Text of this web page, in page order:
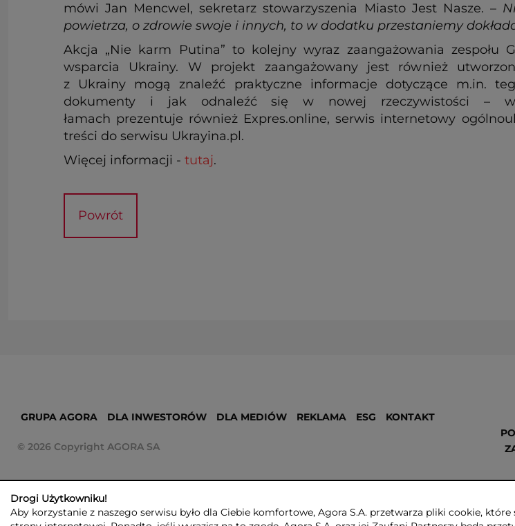
mówi Jan Mencwel, sekretarz stowarzyszenia Miasto Jest Nasze. –
powietrza, o zdrowie swoje i innych, to w dodatku przestaniemy
Akcja „Nie karm Putina” to kolejny wyraz zaangażowania
wsparcia Ukrainy. W projekt zaangażowany jest również
z Ukrainy mogą znaleźć praktyczne informacje dotyczące m.in.
dokumenty i jak odnaleźć się w nowej rzeczywistości –
łamach prezentuje również Expres.online, serwis internetowy
treści do serwisu Ukrayina.pl.
Więcej informacji - tutaj.
Powrót
GRUPA AGORA DLA INWESTORÓW DLA MEDIÓW REKLAMA ESG KONTAKT
© 2026 Copyright AGORA SA
Drogi Użytkowniku!
Aby korzystanie z naszego serwisu było dla Ciebie komfortowe, Agora S.A. przetwarza pliki cookie,